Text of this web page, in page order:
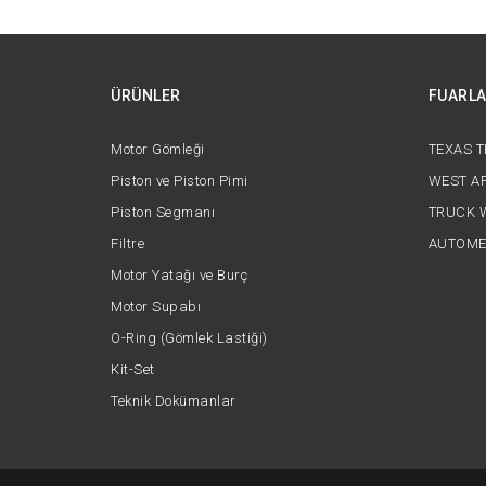
ÜRÜNLER
Motor Gömleği
Piston ve Piston Pimi
Piston Segmanı
Filtre
Motor Yatağı ve Burç
Motor Supabı
O-Ring (Gömlek Lastiği)
Kit-Set
Teknik Dokümanlar
TEXAS
WEST
TRUCK